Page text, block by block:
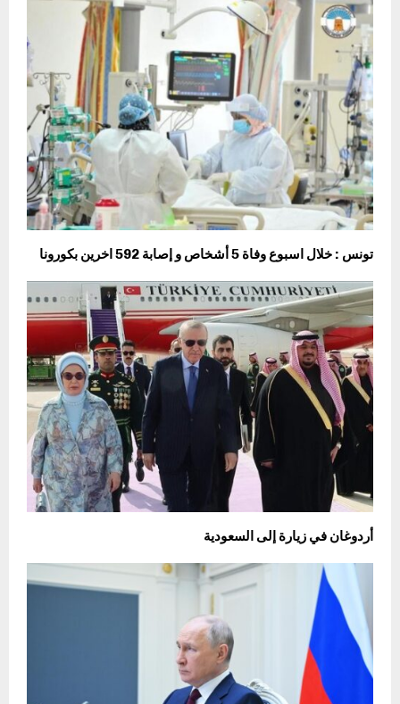
تونس : خلال اسبوع وفاة 5 أشخاص و إصابة 592 اخرين بكورونا
أردوغان في زيارة إلى السعودية